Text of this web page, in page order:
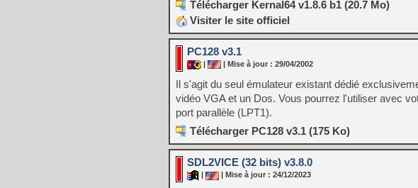
Télécharger Kernal64 v1.8.6 b1 (20.7 Mo)
Visiter le site officiel
PC128 v3.1
| | Mise à jour : 29/04/2002
Il s'agit du seul émulateur existant dédié
vidéo VGA et un Dos. Vous pourrez l'utiliser avec
port parallèle (LPT1).
Télécharger PC128 v3.1 (175 Ko)
SDL2VICE (32 bits) v3.8.0
| Mise à jour : 24/12/2023